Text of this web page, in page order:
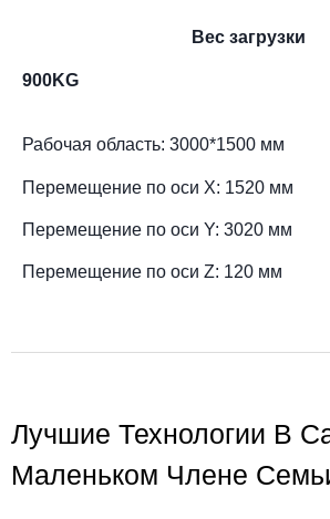
Вес загрузки
900KG
Рабочая область: 3000*1500 мм
Перемещение по оси X: 1520 мм
Перемещение по оси Y: 3020 мм
Перемещение по оси Z: 120 мм
Лучшие Технологии В
Маленьком Члене